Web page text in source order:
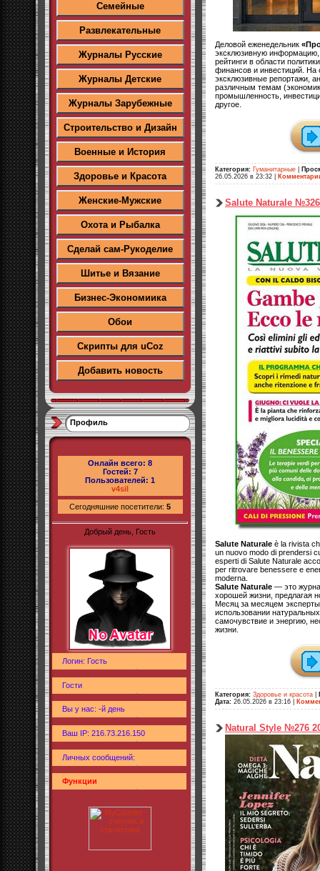
Семейные
Развлекательные
Журналы Русские
Журналы Детские
Журналы Зарубежные
Строительство и Дизайн
Военные и История
Здоровье и Красота
Женские-Мужские
Охота и Рыбалка
Сделай сам-Рукоделие
Шитье и Вязание
Бизнес-Экономиика
Обои
Скрипты для uCoz
Добавить новость
Профиль
Онлайн всего: 8
Гостей: 7
Пользователей: 1
v4sil
Сегодняшние посетители: 5
Добрый день, Гость
Логин: Гость
Гости
Вы у нас: -й день
Ваш IP: 216.73.216.150
Личных сообщений:
Функции
Деловой еженедельник
эксклюзивную
рейтинги в области
финансов и инвестиций. На
эксклюзивные репортажи,
различным темам
промышленность,
другое.
Категория: Гуманитарные
26.05.2026 в 23:32
Salute Naturale
Salute Naturale è la rivista
un nuovo modo di prendersi
esperti di Salute Naturale
per ritrovare benessere e
moderna.
Salute Naturale — это
хорошей жизни, предлагая
Месяц за месяцем
использовании
самочувствие и энергию,
жизни.
Категория: Здоровье и красота
Дата: 26.05.2026 в 23:16
Natural Style №276